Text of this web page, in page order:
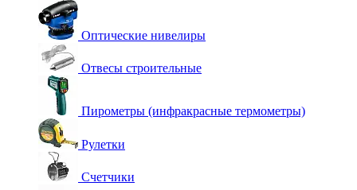
Оптические нивелиры
Отвесы строительные
Пирометры (инфракрасные термометры)
Рулетки
Счетчики